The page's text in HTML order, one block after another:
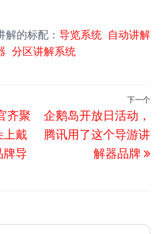
解的标配： 导览系统 自动讲解
分区讲解系统
齐聚
上戴
牌导
下
下一个
企鹅岛开放日活动，
腾讯用了这个导游讲
解器品牌